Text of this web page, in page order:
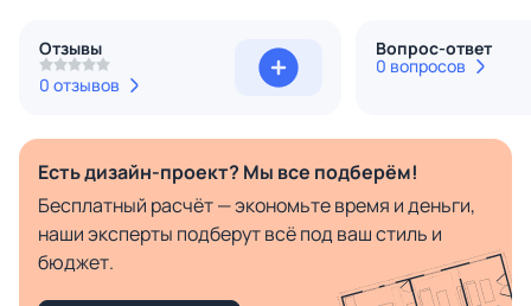
Отзывы
0 отзывов
Вопрос-ответ
0 вопросов
Есть дизайн-проект? Мы все подберём!
Бесплатный расчёт — экономьте время и деньги,
наши эксперты подберут всё под ваш стиль и
бюджет.